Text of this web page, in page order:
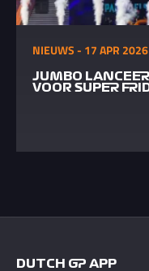
NIEUWS - 17 APR 2026
JUMBO
VOOR SUPER
DUTCH GP APP